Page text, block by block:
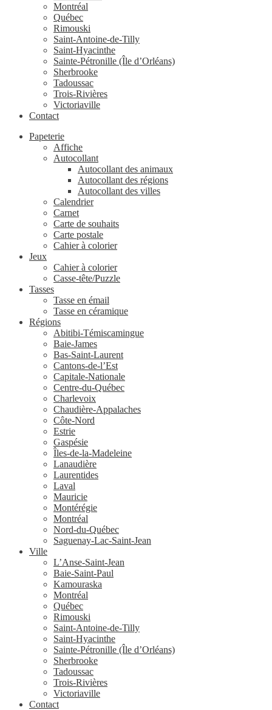
Montréal
Québec
Rimouski
Saint-Antoine-de-Tilly
Saint-Hyacinthe
Sainte-Pétronille (Île d’Orléans)
Sherbrooke
Tadoussac
Trois-Rivières
Victoriaville
Contact
Papeterie
Affiche
Autocollant
Autocollant des animaux
Autocollant des régions
Autocollant des villes
Calendrier
Carnet
Carte de souhaits
Carte postale
Cahier à colorier
Jeux
Cahier à colorier
Casse-tête/Puzzle
Tasses
Tasse en émail
Tasse en céramique
Régions
Abitibi-Témiscamingue
Baie-James
Bas-Saint-Laurent
Cantons-de-l’Est
Capitale-Nationale
Centre-du-Québec
Charlevoix
Chaudière-Appalaches
Côte-Nord
Estrie
Gaspésie
Îles-de-la-Madeleine
Lanaudière
Laurentides
Laval
Mauricie
Montérégie
Montréal
Nord-du-Québec
Saguenay-Lac-Saint-Jean
Ville
L’Anse-Saint-Jean
Baie-Saint-Paul
Kamouraska
Montréal
Québec
Rimouski
Saint-Antoine-de-Tilly
Saint-Hyacinthe
Sainte-Pétronille (Île d’Orléans)
Sherbrooke
Tadoussac
Trois-Rivières
Victoriaville
Contact